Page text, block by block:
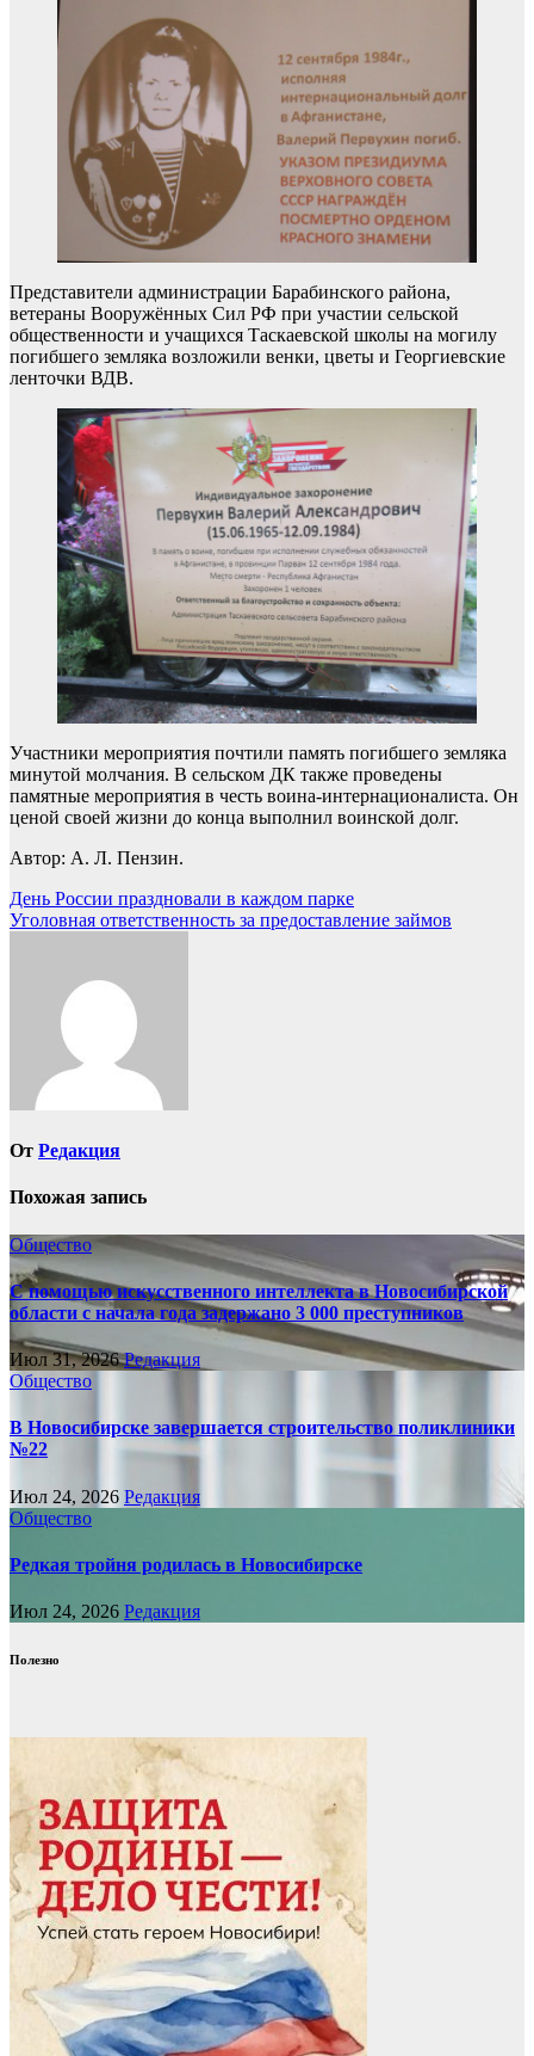
Представители администрации Барабинского района,
ветераны Вооружённых Сил РФ при участии сельской
общественности и учащихся Таскаевской школы на могилу
погибшего земляка возложили венки, цветы и Георгиевские
ленточки ВДВ.
Участники мероприятия почтили память погибшего земляка
минутой молчания. В сельском ДК также проведены
памятные мероприятия в честь воина-интернационалиста. Он
ценой своей жизни до конца выполнил воинской долг.
Автор: А. Л. Пензин.
Навигация
по
День России праздновали в каждом парке
Уголовная ответственность за предоставление займов
От Редакция
Похожая запись
Общество
С помощью искусственного интеллекта в Новосибирской
области с начала года задержано 3 000 преступников
Июл 31, 2026Редакция
Общество
В Новосибирске завершается строительство поликлиники
№22
Июл 24, 2026 Редакция
Общество
Редкая тройня родилась в Новосибирске
Июл 24, 2026 Редакция
Полезно